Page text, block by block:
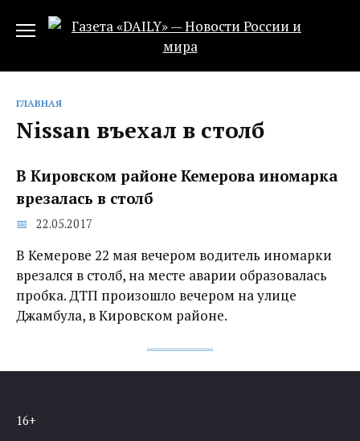
ГЛАВНАЯ
Nissan въехал в столб
В Кировском районе Кемерова иномарка
врезалась в столб
22.05.2017
В Кемерове 22 мая вечером водитель иномарки
врезался в столб, на месте аварии образовалась
пробка. ДТП произошло вечером на улице
Джамбула, в Кировском районе.
16+